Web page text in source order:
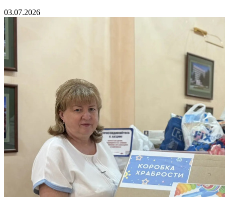
03.07.2026